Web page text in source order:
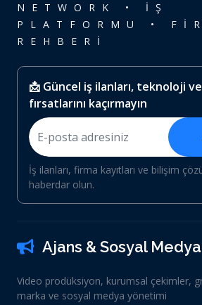
NETWORK • İŞ
PLATFORMU •
REHBERİ
📩 Güncel iş ilanları, teknoloji
fırsatlarını kaçırmayın
İş ilanları, firma kayıtları ve bilişim
haberdar olun.
Ajans & Sosyal Medya
Video prodüksiyon, kurumsal çekimler,
marka ve sosyal medya yönetimi